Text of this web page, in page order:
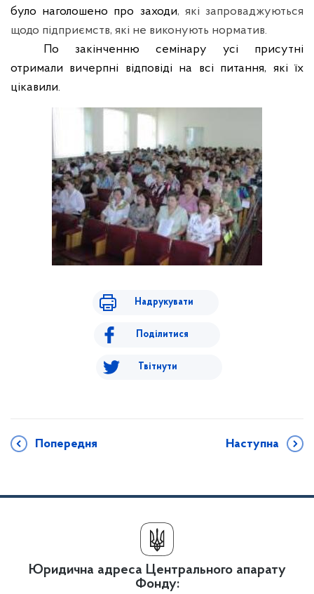
було наголошено про заходи, які запроваджуються
щодо підприємств, які не виконують норматив.
По закінченню семінару усі присутні
отримали вичерпні відповіді на всі питання, які їх
цікавили.
Надрукувати
Поділитися
Твітнути
Попередня Наступна
Юридична адреса Центрального апарату
Фонду: